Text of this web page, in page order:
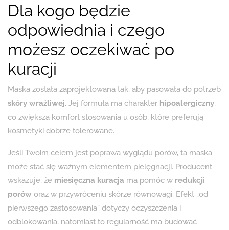
Dla kogo będzie
odpowiednia i czego
możesz oczekiwać po
kuracji
Maska została zaprojektowana tak, aby pasowała do potrzeb
skóry wrażliwej. Jej formuła ma charakter hipoalergiczny,
co zwiększa komfort stosowania u osób, które preferują
kosmetyki dobrze tolerowane.
Jeśli Twoim celem jest poprawa wyglądu porów, ta maska
może stać się ważnym elementem pielęgnacji. Producent
wskazuje, że miesięczna kuracja ma pomóc w redukcji
porów oraz w przywróceniu skórze równowagi. Efekt „od
pierwszego zastosowania” dotyczy oczyszczenia i
odblokowania, natomiast to regularność ma budować